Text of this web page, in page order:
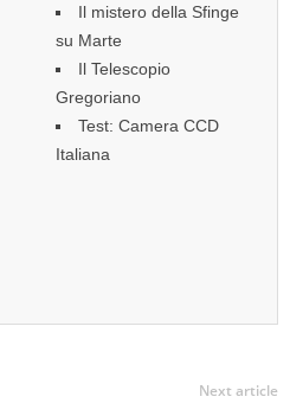
Il mistero della Sfinge
su Marte
Il Telescopio
Gregoriano
Test: Camera CCD
Italiana
Next article